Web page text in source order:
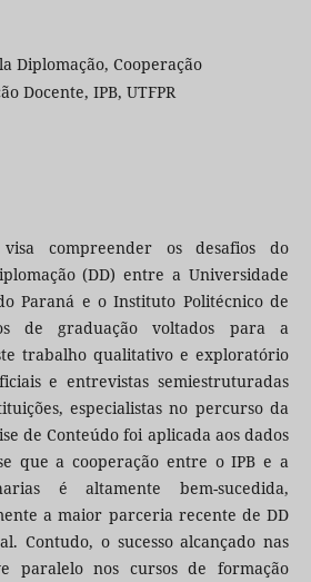
Diplomação, Cooperação
Docente, IPB, UTFPR
compreender os desafios do
(DD) entre a Universidade
Paraná e o Instituto Politécnico de
de graduação voltados para a
trabalho qualitativo e exploratório
e entrevistas semiestruturadas
especialistas no percurso da
de Conteúdo foi aplicada aos dados
que a cooperação entre o IPB e a
é altamente bem-sucedida,
a maior parceria recente de DD
Contudo, o sucesso alcançado nas
paralelo nos cursos de formação